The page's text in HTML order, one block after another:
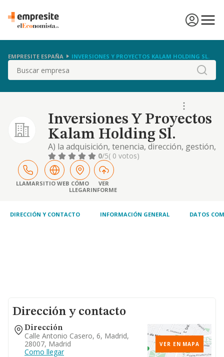
EMPRESITE ESPAÑA INVERSIONES Y PROYECTOS KALAM HOLDING SL.
Buscar
Inversiones Y Proyectos
Kalam Holding Sl.
A) la adquisición, tenencia, dirección, gestión,
administración disposición y pignoración de
valores mobiliarios de toda ciase y, en
especial, acciones, participaciones y valores
representativos de los fondos propios de
todo tipo de entidades y sociedades
0/5( 0 votos)
LLAMARSITIO WEB CÓMO
LLEGAR
VER
INFORME
DIRECCIÓN Y CONTACTO INFORMACIÓN GENERAL DATOS
Dirección y contacto
Dirección
Calle Antonio Casero, 6, Madrid,
28007, Madrid
Como llegar
VER EN MAPA